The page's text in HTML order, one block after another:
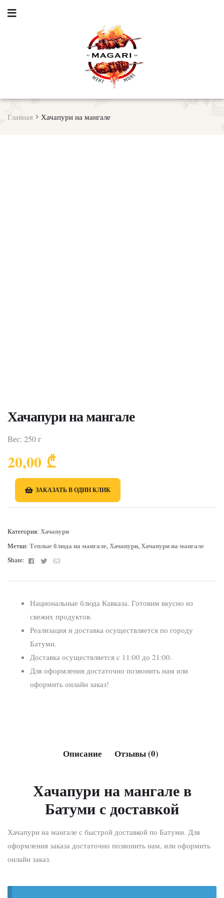
Главная Хачапури на мангале
Хачапури на мангале
Вес: 250 г
20,00 ₾
ЗАКАЗАТЬ В ОДИН КЛИК
Категория: Хачапури
Метки: Теплые блюда на мангале,Хачапури,Хачапури на мангале
Share: Facebook
TwitterEmail
Национальные блюда Кавказа. Готовим вкусно из
свежих продуктов.
Реализация и доставка осуществляется по городу
Батуми.
Доставка осуществляется c 11:00 до 21:00.
Для оформления достаточно позвонить нам или
оформить онлайн заказ!
Описание Отзывы (0)
Хачапури на мангале в
Батуми с доставкой
Хачапури на мангале с быстрой доставкой по Батуми. Для
оформления заказа достаточно позвонить нам, или оформить
онлайн заказ.